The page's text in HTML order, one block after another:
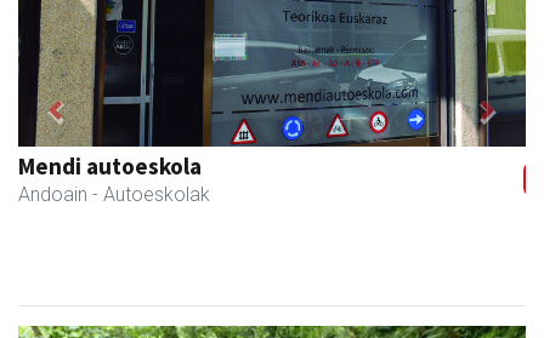
Zubimusu Ikastola
Amasa-Villabona - Hezkuntza
Previous Next